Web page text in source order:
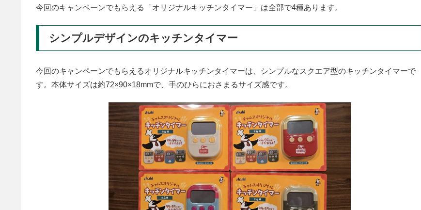
今回のキャンペーンでもらえる「オリジナルキッチンタイマー」は全部で4種あります。
シンプルデザインのキッチンタイマー
今回のキャンペーンでもらえるオリジナルキッチンタイマーは、シンプルなスクエア型のキッチンタイマーで
す。本体サイズは約72×90×18mmで、手のひらにおさまるサイズ感です。